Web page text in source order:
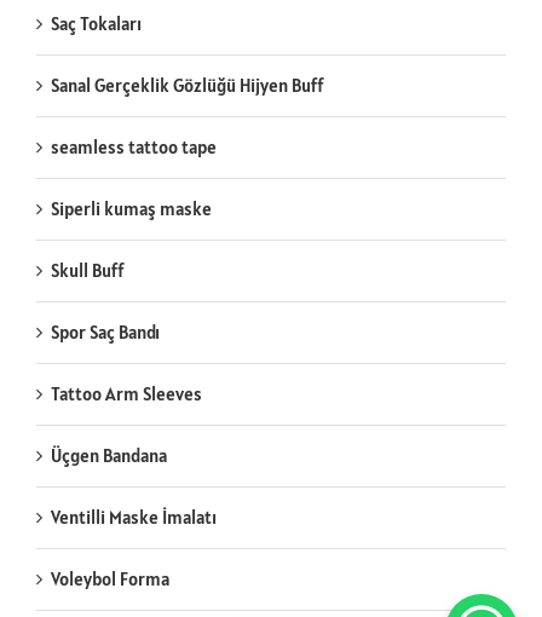
Saç Tokaları
Sanal Gerçeklik Gözlüğü Hijyen Buff
seamless tattoo tape
Siperli kumaş maske
Skull Buff
Spor Saç Bandı
Tattoo Arm Sleeves
Üçgen Bandana
Ventilli Maske İmalatı
Voleybol Forma